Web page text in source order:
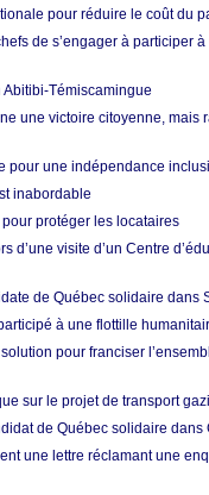
pour réduire le coût du
de s’engager à participer
Témiscamingue
une victoire citoyenne, mais
pour une indépendance
inabordable
protéger les locataires
d’une visite d’un Centre
de Québec solidaire dans
à une flottille
pour franciser
sur le projet de transport
de Québec solidaire dans
une lettre réclamant une